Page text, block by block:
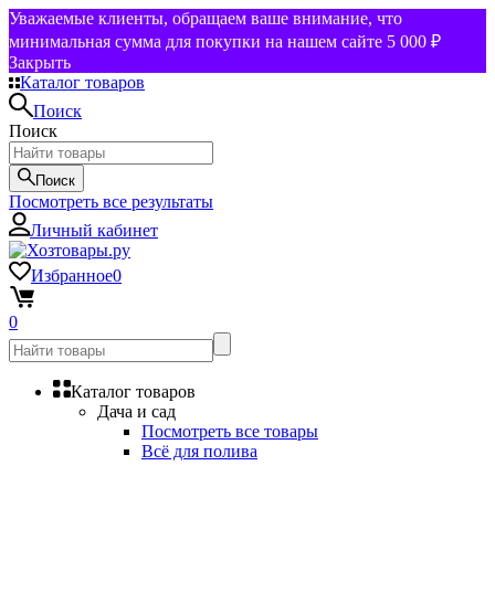
Уважаемые клиенты, обращаем ваше внимание, что
минимальная сумма для покупки на нашем сайте 5 000 ₽
Закрыть
Каталог товаров
Поиск
Поиск
Поиск
Посмотреть все результаты
Личный кабинет
Избранное0
0
Каталог товаров
Дача и сад
Посмотреть все товары
Всё для полива